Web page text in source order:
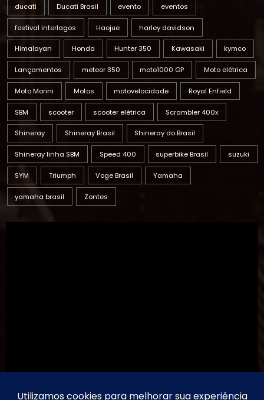
Himalayan Honda Hunter 350 Kawasaki
Lançamentos meteor 350 moto1000 GP Moto elétrica
Moto Morini Motos motovelocidade Royal Enfield
SBM scooter scooter elétrica Scrambler 400x
Shineray Shineray Brasil Shineray do Brasil
Shineray linha SBM Speed 400 superbike Brasil
SYM Triumph Voge Brasil Yamaha
yamaha brasil Zontes